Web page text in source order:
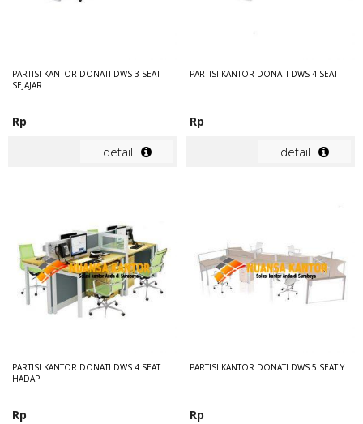
PARTISI KANTOR DONATI DWS 3 SEAT
SEJAJAR
Rp
detail
PARTISI KANTOR DONATI DWS 4 SEAT
Rp
detail
PARTISI KANTOR DONATI DWS 4 SEAT
HADAP
Rp
PARTISI KANTOR DONATI DWS 5 SEAT Y
Rp